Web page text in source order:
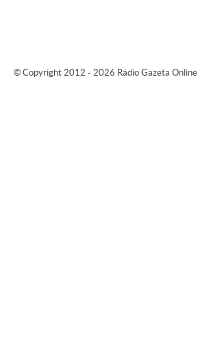
© Copyright 2012 - 2026 Rádio Gazeta Online